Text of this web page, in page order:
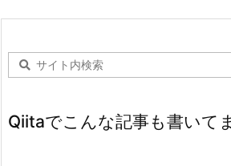
Qiitaでこんな記事も書いて